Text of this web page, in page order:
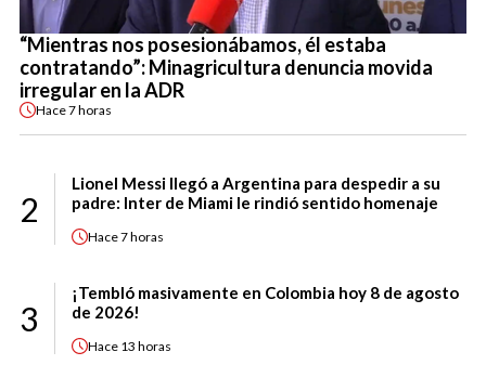
“Mientras nos posesionábamos, él estaba
contratando”: Minagricultura denuncia movida
irregular en la ADR
Hace7 horas
2
Lionel Messi llegó a Argentina para despedir a su
padre: Inter de Miami le rindió sentido homenaje
Hace7 horas
3
¡Tembló masivamente en Colombia hoy 8 de agosto
de 2026!
Hace 13 horas